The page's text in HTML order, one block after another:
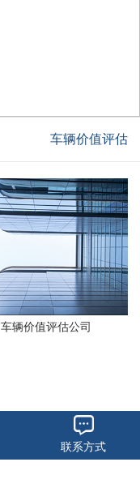
车辆价值评估
车辆价值评估公司
联系方式